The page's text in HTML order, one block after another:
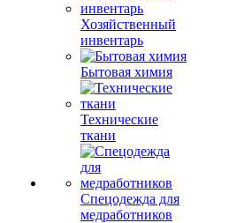
Хозяйственный
инвентарь
Бытовая химия
Технические
ткани
Спецодежда для
медработников